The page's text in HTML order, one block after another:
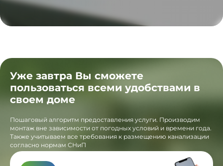
Уже завтра Вы сможете
пользоваться всеми удобствами в
своем доме
Пошаговый алгоритм предоставления услуги. Производим
монтаж вне зависимости от погодных условий и времени года.
Также учитываем все требования к размещению канализации
согласно нормам СНиП